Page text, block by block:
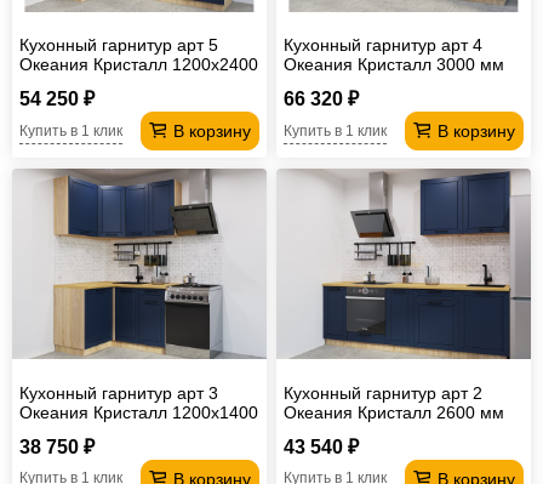
Кухонный гарнитур арт 5
Океания Кристалл 1200х2400
54 250 ₽
В корзину
Купить в 1 клик
Кухонный гарнитур арт 4
Океания Кристалл 3000 мм
66 320 ₽
В корзину
Купить в 1 клик
Кухонный гарнитур арт 3
Океания Кристалл 1200х1400
38 750 ₽
В корзину
Купить в 1 клик
Кухонный гарнитур арт 2
Океания Кристалл 2600 мм
43 540 ₽
В корзину
Купить в 1 клик